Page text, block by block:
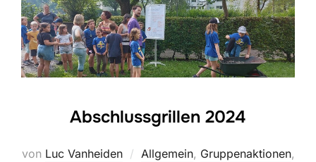
Abschlussgrillen 2024
von Luc Vanheiden Allgemein, Gruppenaktionen,